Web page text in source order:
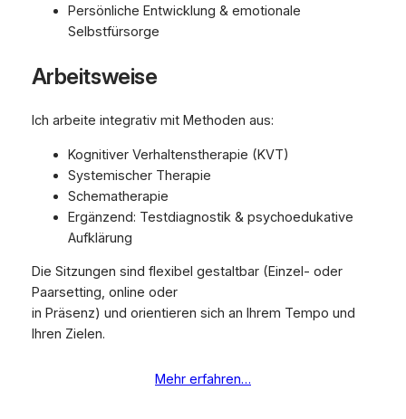
Persönliche Entwicklung & emotionale
Selbstfürsorge
Arbeitsweise
Ich arbeite integrativ mit Methoden aus:
Kognitiver Verhaltenstherapie (KVT)
Systemischer Therapie
Schematherapie
Ergänzend: Testdiagnostik & psychoedukative
Aufklärung
Die Sitzungen sind flexibel gestaltbar (Einzel- oder
Paarsetting, online oder
in Präsenz) und orientieren sich an Ihrem Tempo und
Ihren Zielen.
Mehr erfahren…